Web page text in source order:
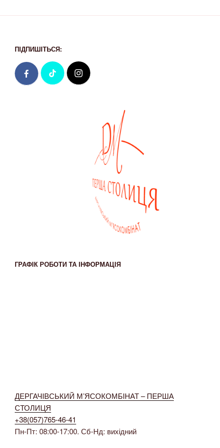
ПІДПИШІТЬСЯ:
ГРАФІК РОБОТИ ТА ІНФОРМАЦІЯ
ДЕРГАЧІВСЬКИЙ М’ЯСОКОМБІНАТ – ПЕРША
СТОЛИЦЯ
+38(057)765-46-41
Пн-Пт: 08:00-17:00. Сб-Нд: вихідний